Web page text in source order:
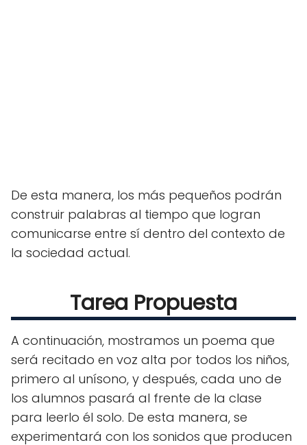
De esta manera, los más pequeños podrán
construir palabras al tiempo que logran
comunicarse entre sí dentro del contexto de
la sociedad actual.
Tarea Propuesta
A continuación, mostramos un poema que
será recitado en voz alta por todos los niños,
primero al unísono, y después, cada uno de
los alumnos pasará al frente de la clase
para leerlo él solo. De esta manera, se
experimentará con los sonidos que producen